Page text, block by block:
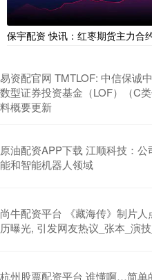
保宇配资 快讯：红枣期货主力合
易资配官网 TMTLOF: 中信保诚
数型证券投资基金（LOF）（C
料概要更新
原油配资APP下载 江顺科技：
能和智能机器人领域
尚牛配资平台 《藏海传》制片
历曝光, 引发网友热议_张本_演
杭州股票配资平台 谁懂啊…简单